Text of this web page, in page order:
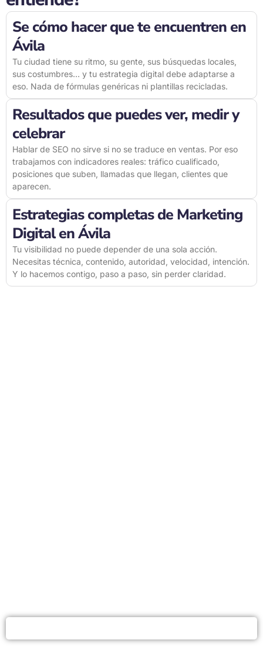
Se cómo hacer que te encuentren en
Ávila
Tu ciudad tiene su ritmo, su gente, sus búsquedas locales,
sus costumbres… y tu estrategia digital debe adaptarse a
eso. Nada de fórmulas genéricas ni plantillas recicladas.
Resultados que puedes ver, medir y
celebrar
Hablar de SEO no sirve si no se traduce en ventas. Por eso
trabajamos con indicadores reales: tráfico cualificado,
posiciones que suben, llamadas que llegan, clientes que
aparecen.
Estrategias completas de Marketing
Digital en Ávila
Tu visibilidad no puede depender de una sola acción.
Necesitas técnica, contenido, autoridad, velocidad, intención.
Y lo hacemos contigo, paso a paso, sin perder claridad.